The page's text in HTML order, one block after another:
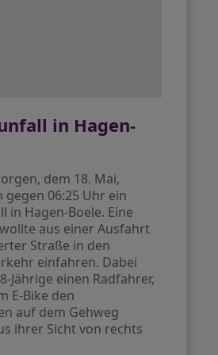
in Hagen-
dem 18. Mai,
gegen 06:25 Uhr ein
in Hagen-Boele. Eine
aus einer Ausfahrt
Straße in den
einfahren. Dabei
Jährige einen Radfahrer,
E-Bike den
auf dem Gehweg
ihrer Sicht von rechts